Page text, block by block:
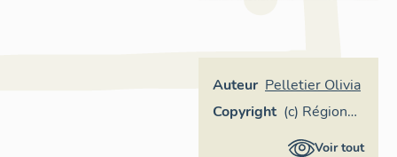
Auteur Pelletier Olivia
Copyright (c) Région
Provence-Voir tout